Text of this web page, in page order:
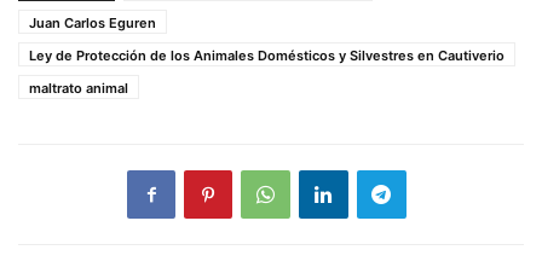
Juan Carlos Eguren
Ley de Protección de los Animales Domésticos y Silvestres en Cautiverio
maltrato animal